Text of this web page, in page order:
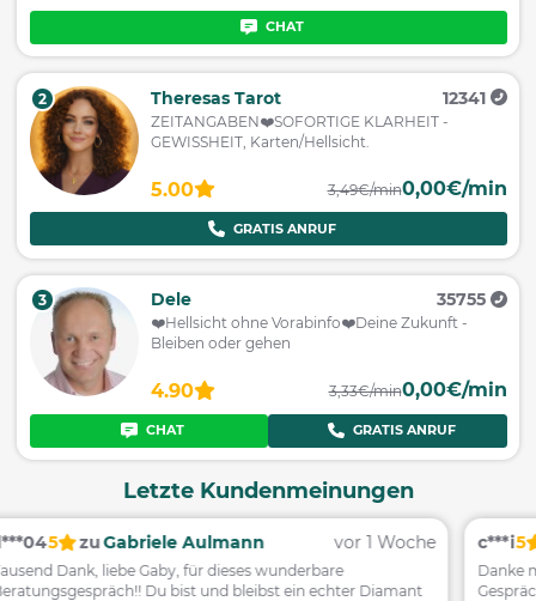
Letzte Kundenmeinungen
c***i5 zuGabriele Aulmann vor 2 Wochen
Danke meine Liebe Gabriele, dass hat mich beruhigt und die
Gespräche nit dir sind immer sehr hilfreich für mich🙏❤️🥰
CHAT
2 Theresas Tarot 12341
ZEITANGABEN❤️SOFORTIGE KLARHEIT -
GEWISSHEIT, Karten/Hellsicht.
5.00 3,49€/min0,00€/min
GRATIS ANRUF
3 Dele 35755
❤️️Hellsicht ohne Vorabinfo❤️️Deine Zukunft -
Bleiben oder gehen
4.90 3,33€/min0,00€/min
CHAT GRATIS ANRUF